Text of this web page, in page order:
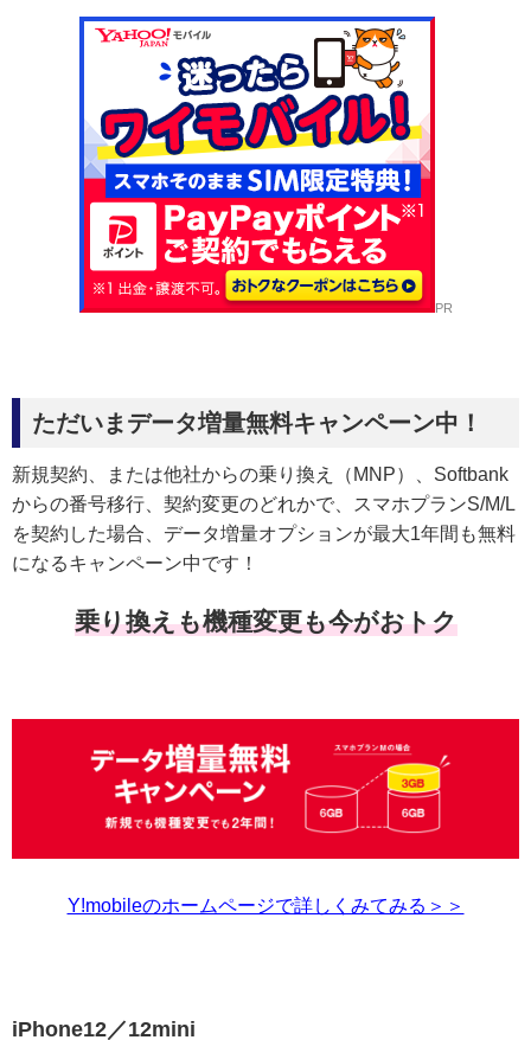
PR
ただいまデータ増量無料キャンペーン中！
新規契約、または他社からの乗り換え（MNP）、Softbank
からの番号移行、契約変更のどれかで、スマホプランS/M/L
を契約した場合、データ増量オプションが最大1年間も無料
になるキャンペーン中です！
乗り換えも機種変更も今がおトク
Y!mobileのホームページで詳しくみてみる＞＞
iPhone12／12mini